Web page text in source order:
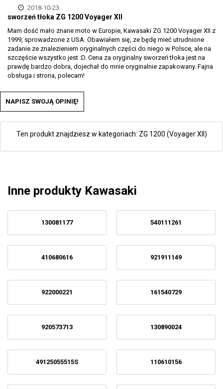
2018-10-23
sworzeń tłoka ZG 1200 Voyager XII
Mam dość mało znane moto w Europie, Kawasaki ZG 1200 Voyager XII z
1999, sprowadzone z USA. Obawiałem się, ze będę mieć utrudnione
zadanie ze znalezieniem oryginalnych części do niego w Polsce, ale na
szczęście wszystko jest :D. Cena za oryginalny sworzeń tłoka jest na
prawdę bardzo dobra, dojechał do mnie oryginalnie zapakowany. Fajna
obsługa i strona, polecam!
NAPISZ SWOJĄ OPINIĘ!
Ten produkt znajdziesz w kategoriach: ZG 1200 (Voyager XII)
Inne produkty Kawasaki
130081177 540111261
410680616 921911149
922000221 161540729
920573713 130890024
49125055515S 110610156